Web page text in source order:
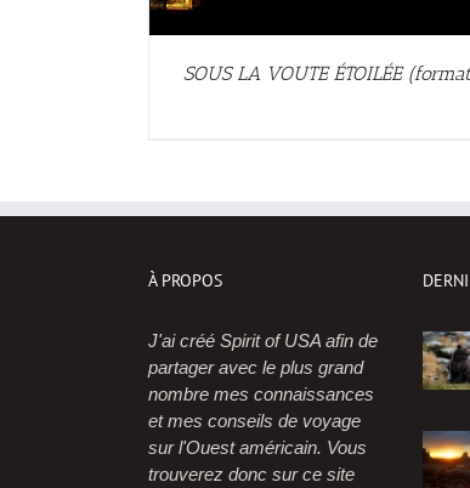
SOUS LA VOUTE ÉTOILÉE
À PROPOS
J'ai créé Spirit of USA afin de
partager avec le plus grand
nombre mes connaissances
et mes conseils de voyage
sur l'Ouest américain. Vous
trouverez donc sur ce site